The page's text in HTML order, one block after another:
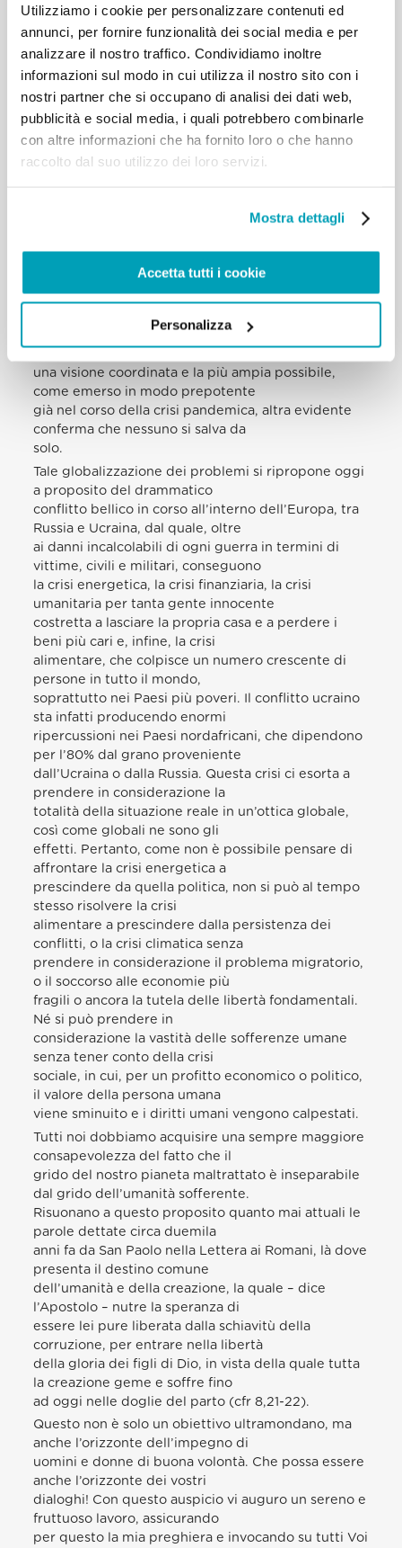
Utilizziamo i cookie per personalizzare contenuti ed
annunci, per fornire funzionalità dei social media e per
analizzare il nostro traffico. Condividiamo inoltre
informazioni sul modo in cui utilizza il nostro sito con i
nostri partner che si occupano di analisi dei dati web,
pubblicità e social media, i quali potrebbero combinarle
con altre informazioni che ha fornito loro o che hanno
raccolto dal suo utilizzo dei loro servizi.
Mostra dettagli
Accetta tutti i cookie
Personalizza
senso, un pensiero fuorviante. Esso infatti comporta
il rischio di giungere a soluzioni
parziali, difettose, che non solo non risolvono i
Penso in particolare all’incapacità di trovare
soluzioni comuni alla mobilità umana
nella regione, che continua a comportare una
perdita di vite umane inammissibile e
quasi sempre evitabile, soprattutto nel
fermata. Pertanto, è nell’interesse
istanze, che sia vantaggiosa per tutti, che
garantisca sia la dignità umana sia la
prosperità condivisa.
L’interconnessione delle problematiche richiede
una visione coordinata e la più ampia possibile,
come emerso in modo prepotente
già nel corso della crisi pandemica, altra evidente
conferma che nessuno si salva da
solo.
Tale globalizzazione dei problemi si ripropone oggi
a proposito del drammatico
conflitto bellico in corso all’interno dell’Europa, tra
Russia e Ucraina, dal quale, oltre
ai danni incalcolabili di ogni guerra in termini di
vittime, civili e militari, conseguono
la crisi energetica, la crisi finanziaria, la crisi
umanitaria per tanta gente innocente
costretta a lasciare la propria casa e a perdere i
beni più cari e, infine, la crisi
alimentare, che colpisce un numero crescente di
persone in tutto il mondo,
soprattutto nei Paesi più poveri. Il conflitto ucraino
sta infatti producendo enormi
ripercussioni nei Paesi nordafricani, che dipendono
per l’80% dal grano proveniente
dall’Ucraina o dalla Russia. Questa crisi ci esorta a
prendere in considerazione la
totalità della situazione reale in un’ottica globale,
così come globali ne sono gli
effetti. Pertanto, come non è possibile pensare di
affrontare la crisi energetica a
prescindere da quella politica, non si può al tempo
stesso risolvere la crisi
alimentare a prescindere dalla persistenza dei
conflitti, o la crisi climatica senza
prendere in considerazione il problema migratorio,
o il soccorso alle economie più
fragili o ancora la tutela delle libertà fondamentali.
Né si può prendere in
considerazione la vastità delle sofferenze umane
senza tener conto della crisi
sociale, in cui, per un profitto economico o politico,
il valore della persona umana
viene sminuito e i diritti umani vengono calpestati.
Tutti noi dobbiamo acquisire una sempre maggiore
consapevolezza del fatto che il
grido del nostro pianeta maltrattato è inseparabile
dal grido dell’umanità sofferente.
Risuonano a questo proposito quanto mai attuali le
parole dettate circa duemila
anni fa da San Paolo nella Lettera ai Romani, là dove
presenta il destino comune
dell’umanità e della creazione, la quale – dice
l’Apostolo – nutre la speranza di
essere lei pure liberata dalla schiavitù della
corruzione, per entrare nella libertà
della gloria dei figli di Dio, in vista della quale tutta
la creazione geme e soffre fino
ad oggi nelle doglie del parto (cfr 8,21-22).
Questo non è solo un obiettivo ultramondano, ma
anche l’orizzonte dell’impegno di
uomini e donne di buona volontà. Che possa essere
anche l’orizzonte dei vostri
dialoghi! Con questo auspicio vi auguro un sereno e
fruttuoso lavoro, assicurando
per questo la mia preghiera e invocando su tutti Voi